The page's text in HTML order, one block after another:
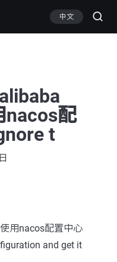
中文
nacos配
t
用nacos配置中心
and get it